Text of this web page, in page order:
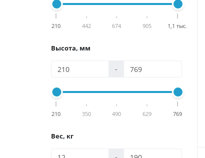
210 442 674 905 1,1 тыс.
Высота, мм
-
210 350 490 629 769
Вес, кг